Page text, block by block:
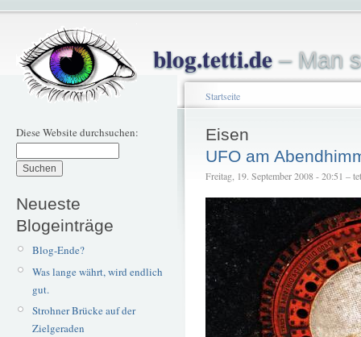
blog.tetti.de– Man
Diese Website durchsuchen:
Neueste
Blogeinträge
Blog-Ende?
Was lange währt, wird endlich
gut.
Strohner Brücke auf der
Zielgeraden
Startseite
Eisen
UFO am
Freitag, 19. September 2008 - 20:51 –